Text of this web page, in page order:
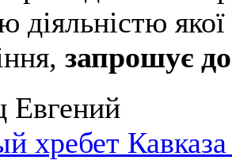
діяльністю
запрошує
Евгений
хребет